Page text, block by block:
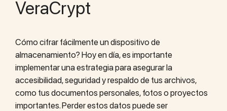
VeraCrypt
Cómo cifrar fácilmente un dispositivo de
almacenamiento? Hoy en día, es importante
implementar una estrategia para asegurar la
accesibilidad, seguridad y respaldo de tus archivos,
como tus documentos personales, fotos o proyectos
importantes. Perder estos datos puede ser